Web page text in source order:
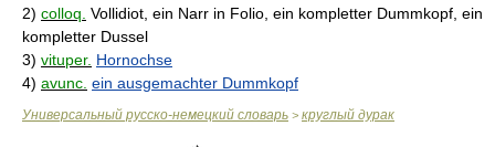
2) colloq. Vollidiot, ein Narr in Folio, ein kompletter Dummkopf, ein
kompletter Dussel
3) vituper. Hornochse
4) avunc. ein ausgemachter Dummkopf
Универсальный русско-немецкий словарь > круглый дурак